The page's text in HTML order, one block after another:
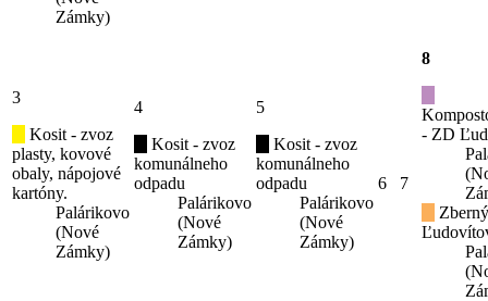
Zámky)
3
Kosit - zvoz
plasty, kovové
obaly, nápojové
kartóny.
Palárikovo
(Nové
Zámky)
4
Kosit - zvoz
komunálneho
odpadu
Palárikovo
(Nové
Zámky)
5
Kosit - zvoz
komunálneho
odpadu
Palárikovo
(Nové
Zámky)
6 7
8
- ZD